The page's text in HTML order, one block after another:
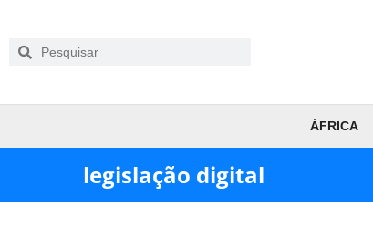
ÁFRICA
legislação digital